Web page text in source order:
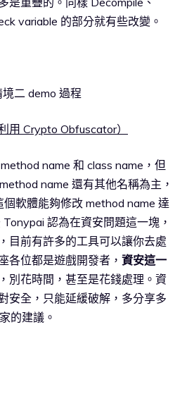
variable 的部分就有些改變。
境二 demo 過程
用 Crypto Obfuscator）
name 和 class name，但
name 還有其他名稱為主，
軟體能夠修改 method name 達
認為在資安問題這一塊，
目前有許多的工具可以讓你去處
各位都是遊戲開發者， 資安這一
，別花時間，甚至是花錢處理。資
安全，只能延緩破解，多分享多
的建議。